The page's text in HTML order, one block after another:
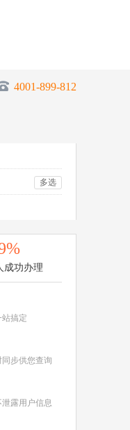
4001-899-812
多选
成功办理
搞定
步供您查询
露用户信息